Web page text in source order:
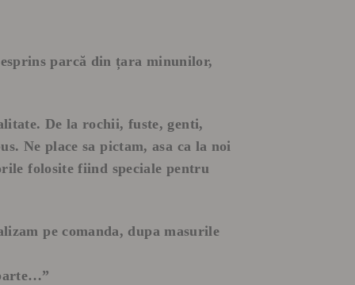
parcă din țara minunilor,
De la rochii, fuste, genti,
Ne place sa pictam, asa ca la noi
folosite fiind speciale pentru
pe comanda, dupa masurile